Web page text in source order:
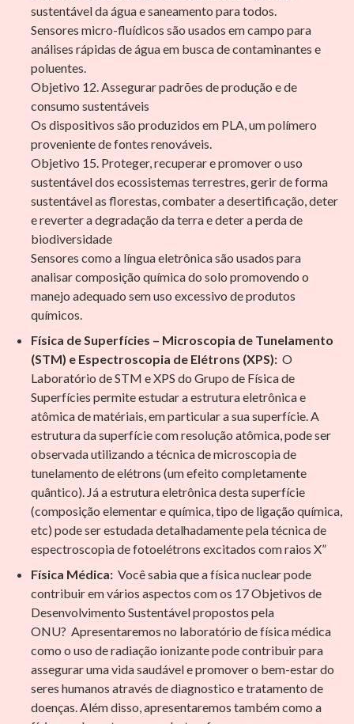
sustentável da água e saneamento para todos.
Sensores micro-fluídicos são usados em campo para
análises rápidas de água em busca de contaminantes e
poluentes.
Objetivo 12. Assegurar padrões de produção e de
consumo sustentáveis
Os dispositivos são produzidos em PLA, um polímero
proveniente de fontes renováveis.
Objetivo 15. Proteger, recuperar e promover o uso
sustentável dos ecossistemas terrestres, gerir de forma
sustentável as florestas, combater a desertificação, deter
e reverter a degradação da terra e deter a perda de
biodiversidade
Sensores como a língua eletrônica são usados para
analisar composição química do solo promovendo o
manejo adequado sem uso excessivo de produtos
químicos.
Física de Superfícies – Microscopia de Tunelamento
(STM) e Espectroscopia de Elétrons (XPS): O
Laboratório de STM e XPS do Grupo de Física de
Superfícies permite estudar a estrutura eletrônica e
atômica de matériais, em particular a sua superfície. A
estrutura da superfície com resolução atômica, pode ser
observada utilizando a técnica de microscopia de
tunelamento de elétrons (um efeito completamente
quântico). Já a estrutura eletrônica desta superfície
(composição elementar e química, tipo de ligação química,
etc) pode ser estudada detalhadamente pela técnica de
espectroscopia de fotoelétrons excitados com raios X”
Física Médica: Você sabia que a física nuclear pode
contribuir em vários aspectos com os 17 Objetivos de
Desenvolvimento Sustentável propostos pela
ONU? Apresentaremos no laboratório de física médica
como o uso de radiação ionizante pode contribuir para
assegurar uma vida saudável e promover o bem-estar do
seres humanos através de diagnostico e tratamento de
doenças. Além disso, apresentaremos também como a